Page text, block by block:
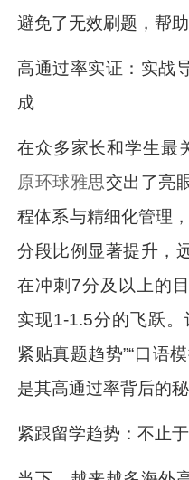
避免了无效刷题，帮
高通过率实证：实战
成
在众多家长和学生最
原环球雅思交出了亮
程体系与精细化管理
分段比例显著提升，
在冲刺7分及以上的
实现1-1.5分的飞跃
紧贴真题趋势”“口语
是其高通过率背后的秘
紧跟留学趋势：不止